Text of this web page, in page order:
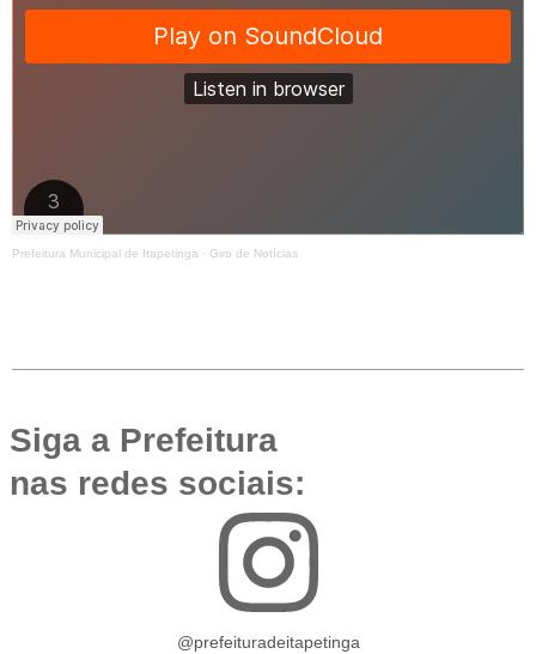
Prefeitura Municipal de Itapetinga · Giro de Notícias
Siga a Prefeitura
nas redes sociais:
@prefeituradeitapetinga